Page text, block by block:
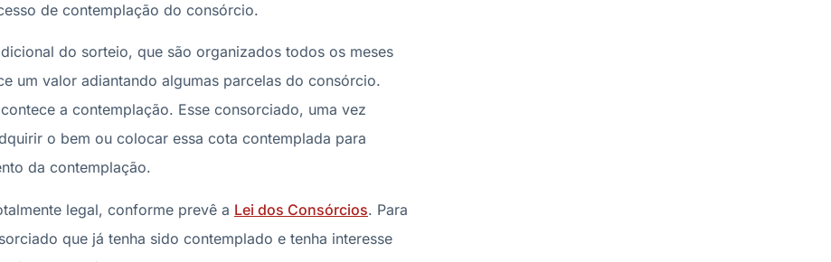
de contemplação do consórcio.
do sorteio, que são organizados todos os meses
um valor adiantando algumas parcelas do consórcio.
a contemplação. Esse consorciado, uma vez
o bem ou colocar essa cota contemplada para
da contemplação.
legal, conforme prevê a Lei dos Consórcios. Para
que já tenha sido contemplado e tenha interesse